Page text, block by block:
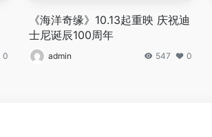
0
《海洋奇缘》10.13起重映 庆祝迪
士尼诞辰100周年
admin 547 0